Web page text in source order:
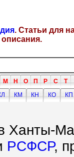
. Статьи для
М Н О П Р С Т
КМ КН КО
КП
Ханты-
РСФСР,